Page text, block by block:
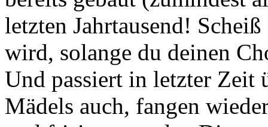
letzten Jahrtausend!
wird, solange du deinen
Und passiert in letzter Zeit
Mädels auch, fangen